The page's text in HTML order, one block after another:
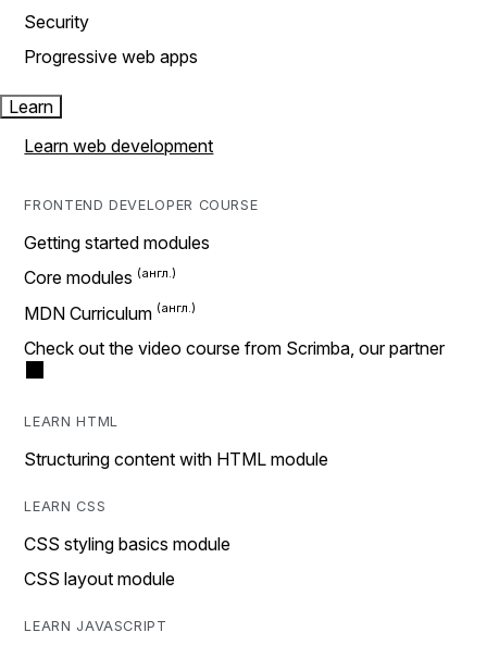
Security
Progressive web apps
Learn
Learn web development
FRONTEND DEVELOPER COURSE
Getting started modules
Core modules
MDN Curriculum
Check out the video course from Scrimba, our partner
LEARN HTML
Structuring content with HTML module
LEARN CSS
CSS styling basics module
CSS layout module
LEARN JAVASCRIPT